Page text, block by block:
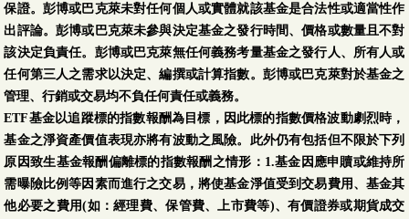
保證。彭博或巴克萊未對任何個人或實體就該基金是合法性或適當性作
出評論。彭博或巴克萊未參與決定基金之發行時間、價格或數量且不對
該決定負責任。彭博或巴克萊無任何義務考量基金之發行人、所有人或
任何第三人之需求以決定、編撰或計算指數。彭博或巴克萊對於基金之
管理、行銷或交易均不負任何責任或義務。
ETF基金以追蹤標的指數報酬為目標，因此標的指數價格波動劇烈時，
基金之淨資產價值表現亦將有波動之風險。此外仍有包括但不限於下列
原因致生基金報酬偏離標的指數報酬之情形：1.基金因應申贖或維持所
需曝險比例等因素而進行之交易，將使基金淨值受到交易費用、基金其
他必要之費用(如：經理費、保管費、上市費等)、有價證券或期貨成交